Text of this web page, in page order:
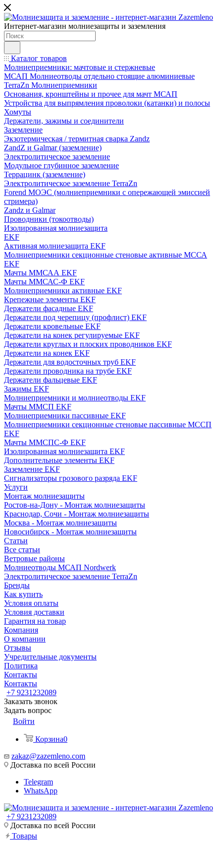
Интернет-магазин молниезащиты и заземления
Каталог товаров
Молниеприемники: мачтовые и стержневые
МСАП Молниеотводы отдельно стоящие алюминиевые
TerraZn Молниеприемники
Основания, кронштейны и прочее для мачт МСАП
Устройства для выпрямления проволоки (катанки) и полосы
Хомуты
Держатели, зажимы и соединители
Заземление
Экзотермическая / термитная сварка Zandz
ZandZ и Galmar (заземление)
Электролитическое заземление
Модульное глубинное заземление
Террацинк (заземление)
Электролитическое заземление TerraZn
Forend МОЭС (молниеприемники с опережающей эмиссией
стримера)
Zandz и Galmar
Проводники (токоотводы)
Изолированная молниезащита
EKF
Активная молниезащита EKF
Молниеприемники секционные стеновые активные МССА
EKF
Мачты ММСАА EKF
Мачты ММСАС-Ф EKF
Молниеприемники активные EKF
Крепежные элементы EKF
Держатели фасадные EKF
Держатели под черепицу (профлист) EKF
Держатели кровельные EKF
Держатели на конек регулируемые EKF
Держатели круглых и плоских проводников EKF
Держатели на конек EKF
Держатели для водосточных труб EKF
Держатели проводника на трубе EKF
Держатели фальцевые EKF
Зажимы EKF
Молниеприемники и молниеотводы EKF
Мачты ММСП EKF
Молниеприемники пассивные EKF
Молниеприемники секционные стеновые пассивные МССП
EKF
Мачты ММСПС-Ф EKF
Изолированная молниезащита EKF
Дополнительные элементы EKF
Заземление EKF
Сигнализаторы грозового разряда EKF
Услуги
Монтаж молниезащиты
Ростов-на-Дону - Монтаж молниезащиты
Краснодар, Сочи - Монтаж молниезащиты
Москва - Монтаж молниезащиты
Новосибирск - Монтаж молниезащиты
Статьи
Все статьи
Ветровые районы
Молниеотводы МСАП Nordwerk
Электролитическое заземление TerraZn
Бренды
Как купить
Условия оплаты
Условия доставки
Гарантия на товар
Компания
О компании
Отзывы
Учредительные документы
Политика
Контакты
Контакты
+7 9231232089
Заказать звонок
Задать вопрос
Войти
Корзина0
zakaz@zazemleno.com
Доставка по всей России
Telegram
WhatsApp
+7 9231232089
Доставка по всей России
Товары